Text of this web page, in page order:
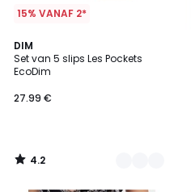
15% VANAF 2*
DIM
Set van 5 slips Les Pockets
EcoDim
27.99 €
4.2
/ 5
2
Kleuren
4.2
/